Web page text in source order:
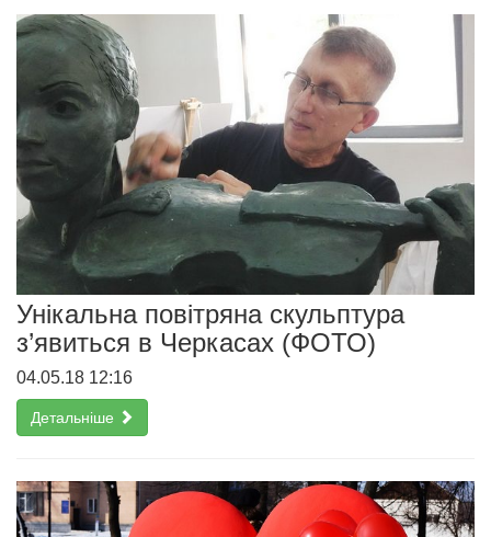
Унікальна повітряна скульптура
з’явиться в Черкасах (ФОТО)
04.05.18 12:16
Детальніше